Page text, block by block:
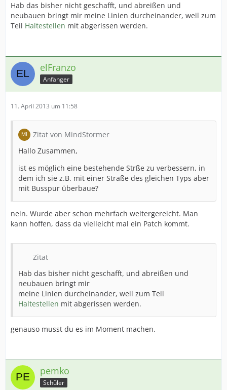
Hab das bisher nicht geschafft, und abreißen und
neubauen bringt mir meine Linien durcheinander, weil zum
Teil Haltestellen mit abgerissen werden.
elFranzo
Anfänger
11. April 2013 um 11:58
Zitat von MindStormer
Hallo Zusammen,
ist es möglich eine bestehende Strße zu verbessern, in
dem ich sie z.B. mit einer Straße des gleichen Typs aber
mit Busspur überbaue?
nein. Wurde aber schon mehrfach weitergereicht. Man
kann hoffen, dass da vielleicht mal ein Patch kommt.
Zitat
Hab das bisher nicht geschafft, und abreißen und
neubauen bringt mir
meine Linien durcheinander, weil zum Teil
Haltestellen mit abgerissen werden.
genauso musst du es im Moment machen.
pemko
Schüler